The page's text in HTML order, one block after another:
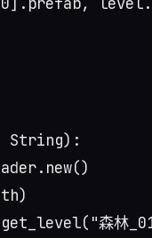
String):
森林